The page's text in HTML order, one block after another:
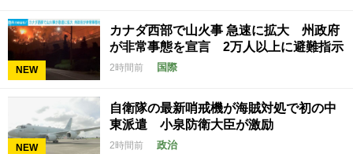
NEW
カナダ西部で山火事 急速に拡大 州政府
が非常事態を宣言 2万人以上に避難指示
2時間前 国際
NEW
自衛隊の最新哨戒機が海賊対処で初の中
東派遣 小泉防衛大臣が激励
2時間前 政治